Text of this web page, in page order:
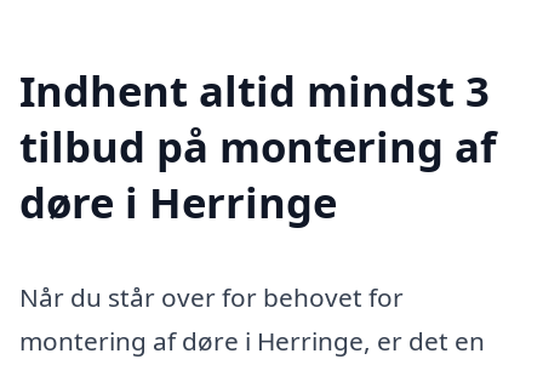
Indhent altid mindst 3
tilbud på montering af
døre i Herringe
Når du står over for behovet for
montering af døre i Herringe, er det en